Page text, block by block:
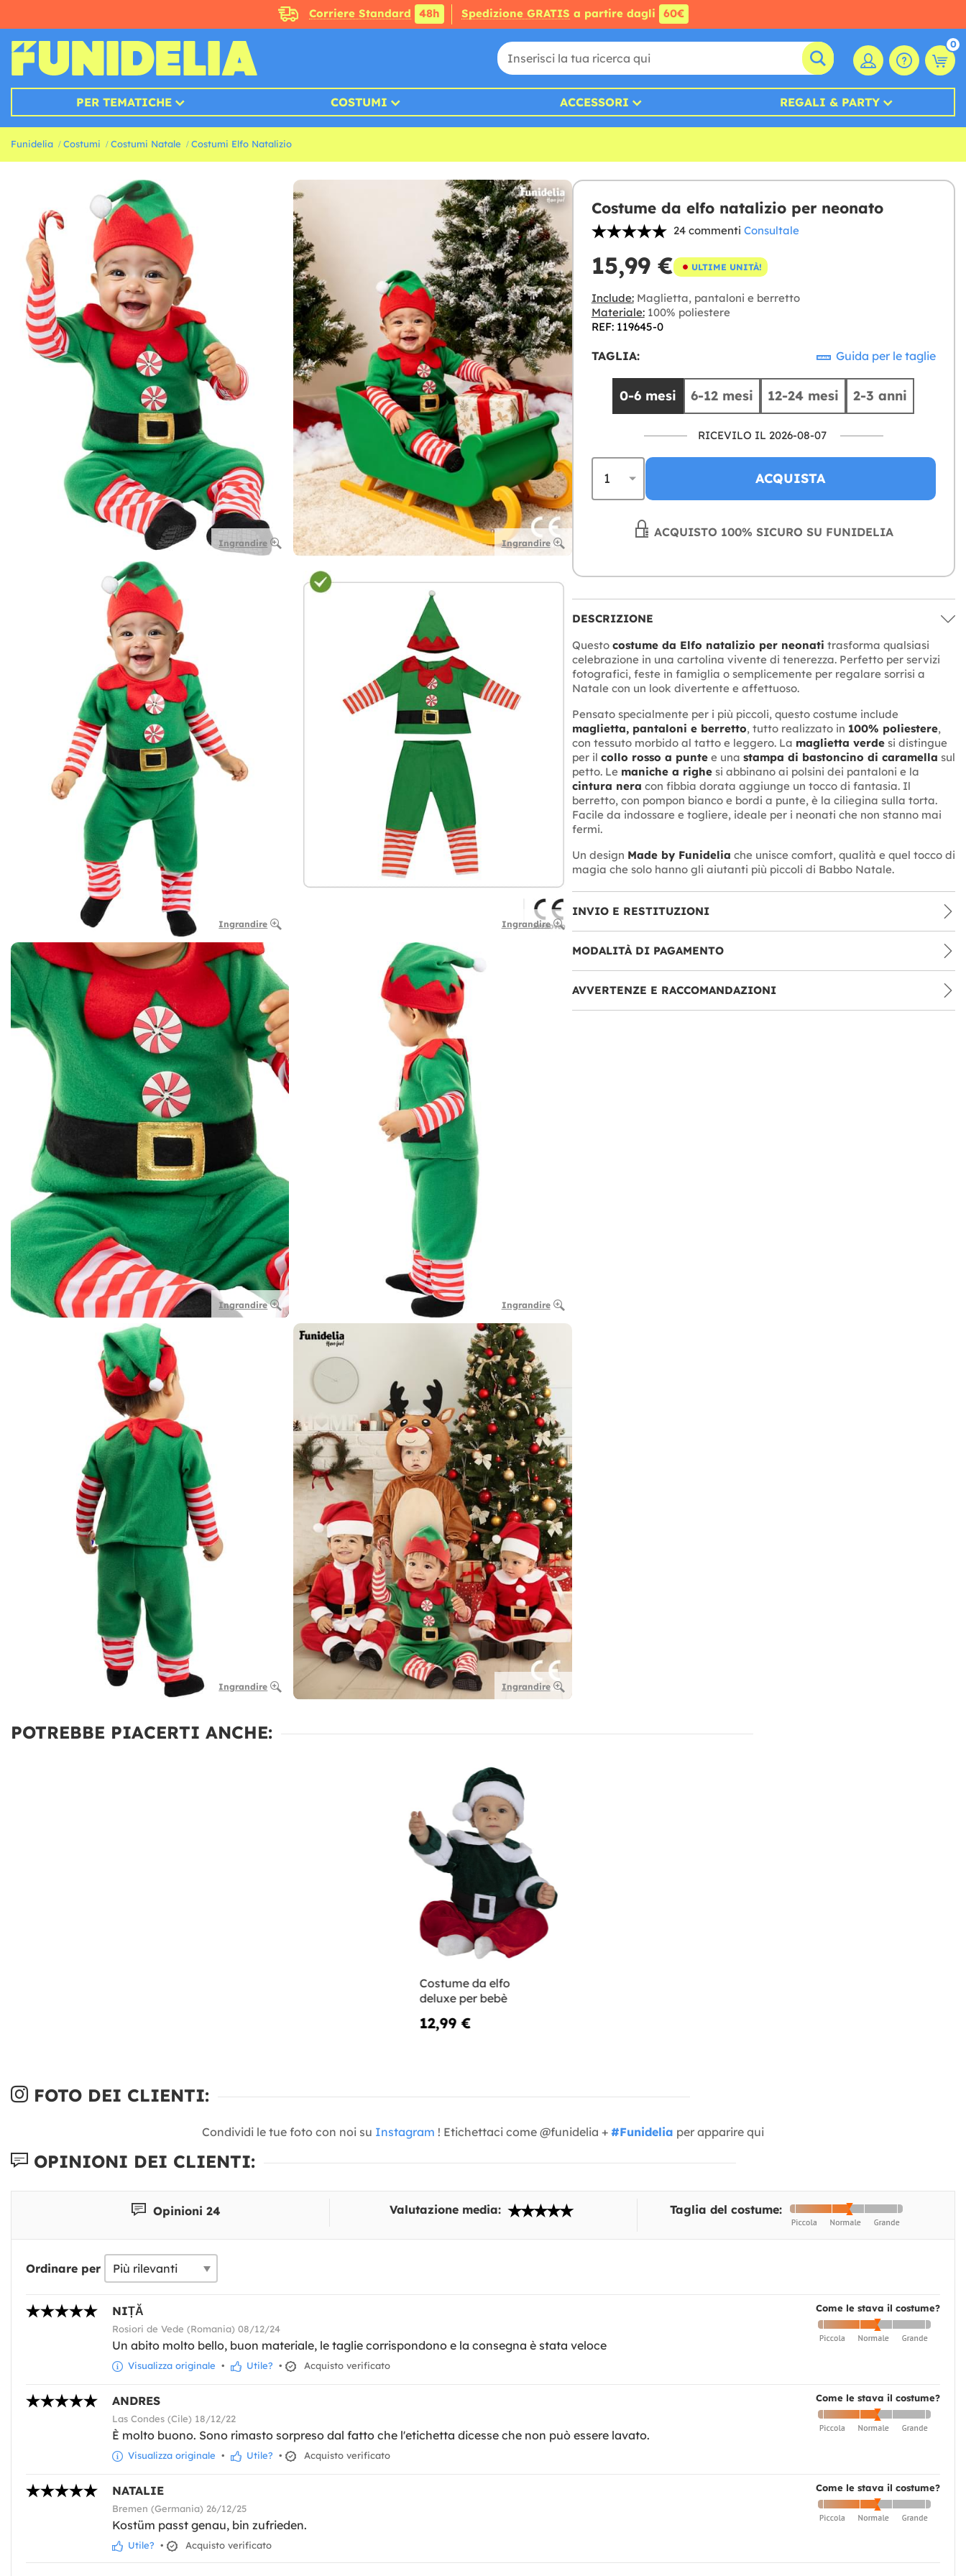
Corriere Standard 48h Spedizione GRATIS a partire dagli 60€
0
PER TEMATICHE COSTUMI ACCESSORI REGALI & PARTY
Funidelia Costumi Costumi Natale Costumi Elfo Natalizio
Ingrandire Ingrandire
Ingrandire Ingrandire
Ingrandire Ingrandire
Ingrandire Ingrandire
Costume da elfo natalizio per neonato
24 commenti Consultale
15,99 € ULTIME UNITÀ!
Include:Maglietta, pantaloni e berretto
Materiale:100% poliestere
REF: 119645-0
TAGLIA: Guida per le taglie
0-6 mesi 6-12 mesi 12-24 mesi 2-3 anni
RICEVILO IL 2026-08-07
ACQUISTA
ACQUISTO 100% SICURO SU FUNIDELIA
DESCRIZIONE
Questo costume da Elfo natalizio per neonati trasforma qualsiasi
celebrazione in una cartolina vivente di tenerezza. Perfetto per servizi
fotografici, feste in famiglia o semplicemente per regalare sorrisi a
Natale con un look divertente e affettuoso.
Pensato specialmente per i più piccoli, questo costume include
maglietta, pantaloni e berretto, tutto realizzato in 100% poliestere,
con tessuto morbido al tatto e leggero. La maglietta verdesi distingue
per il collo rosso a puntee una stampa di bastoncino di caramella sul
petto. Le maniche a righesi abbinano ai polsini dei pantaloni e la
cintura nera con fibbia dorata aggiunge un tocco di fantasia. Il
berretto, con pompon bianco e bordi a punte, è la ciliegina sulla torta.
Facile da indossare e togliere, ideale per i neonati che non stanno mai
fermi.
Un design Made by Funidelia che unisce comfort, qualità e quel tocco di
magia che solo hanno gli aiutanti più piccoli di Babbo Natale.
INVIO E RESTITUZIONI
MODALITÀ DI PAGAMENTO
AVVERTENZE E RACCOMANDAZIONI
POTREBBE PIACERTI ANCHE:
Costume da elfo
deluxe per bebè
12,99 €
FOTO DEI CLIENTI:
Condividi le tue foto con noi su Instagram ! Etichettaci come @funidelia + #Funidelia per apparire qui
OPINIONI DEI CLIENTI:
Opinioni 24 Valutazione media: Taglia del costume:
Ordinare per
Come le stava il costume?
NIȚĂ
Rosiori de Vede (Romania) 08/12/24
Un abito molto bello, buon materiale, le taglie corrispondono e la consegna è stata veloce
Visualizza originale • Utile? • Acquisto verificato
Come le stava il costume?
ANDRES
Las Condes (Cile) 18/12/22
È molto buono. Sono rimasto sorpreso dal fatto che l'etichetta dicesse che non può essere lavato.
Visualizza originale • Utile? • Acquisto verificato
Come le stava il costume?
NATALIE
Bremen (Germania) 26/12/25
Kostüm passt genau, bin zufrieden.
Utile? • Acquisto verificato